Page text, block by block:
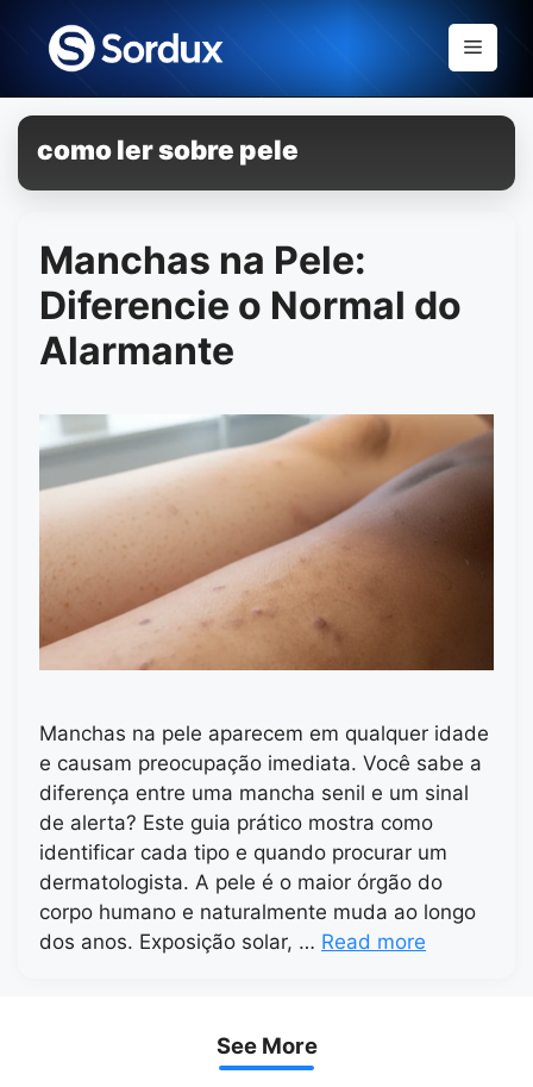
content
Menu
como ler sobre pele
Manchas na Pele:
Diferencie o Normal do
Alarmante
Manchas na pele aparecem em qualquer idade
e causam preocupação imediata. Você sabe a
diferença entre uma mancha senil e um sinal
de alerta? Este guia prático mostra como
identificar cada tipo e quando procurar um
dermatologista. A pele é o maior órgão do
corpo humano e naturalmente muda ao longo
dos anos. Exposição solar, … Read more
See More